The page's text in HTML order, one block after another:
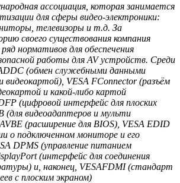
ассоциация, которая занимается
для сферы видео-электроники:
телевизоры и т.д. За
своего существования компания
нормативов для обеспечения
работы для AV устройств. Среди
(обмен служебными данными
VESA FСonnector (разъём
и какой-либо картой
(цифровой интерфейс для плоских
(для видеоадаптеров и мульти
(расширение для BIOS), VESA EDID
о подключенном мониторе и его
DPMS (управление питанием
(интерфейс для соединения
и, наконец, VESAFDMI (стандарт
с плоским экраном)